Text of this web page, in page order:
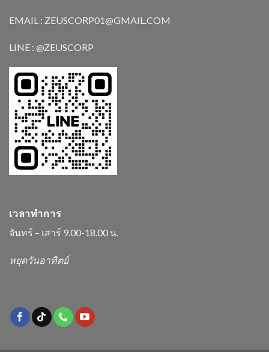
EMAIL : ZEUSCORP01@GMAIL.COM
LINE : @ZEUSCORP
เวลาทำการ
จันทร์ – เสาร์ 9.00-18.00 น.
หยุดวันอาทิตย์